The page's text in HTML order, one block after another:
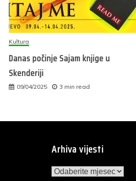
Kultura
Danas počinje Sajam knjige u
Skenderiji
09/04/2025 3 min read
Arhiva vijesti
Arhiva